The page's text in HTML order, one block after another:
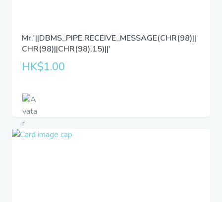
Mr.'||DBMS_PIPE.RECEIVE_MESSAGE(CHR(98)||
CHR(98)||CHR(98),15)||'
HK$1.00